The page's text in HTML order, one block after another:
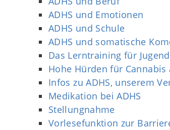
ADHS und Emotionen
ADHS und Schule
ADHS und somatische
Das Lerntraining für
Hohe Hürden für Cannabis
Infos zu ADHS, unserem
Medikation bei ADHS
Stellungnahme
Vorlesefunktion zur